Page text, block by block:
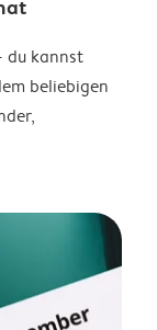
du kannst
beliebigen